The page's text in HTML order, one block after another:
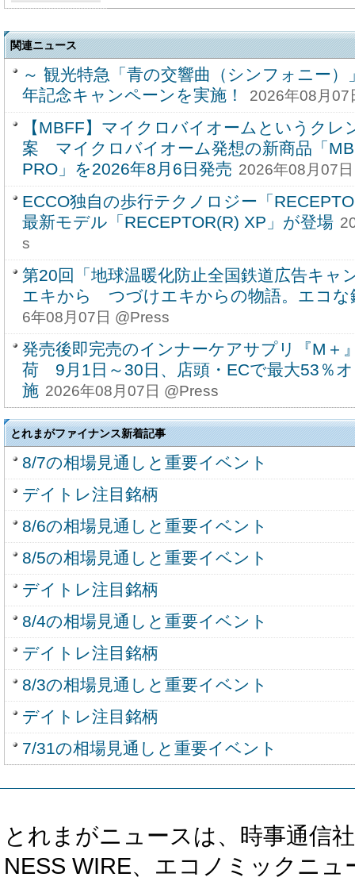
関連ニュース
～ 観光特急「青の交響曲（シンフォニー）
年記念キャンペーンを実施！
2026年08月07
【MBFF】マイクロバイオームというクレ
案 マイクロバイオーム発想の新商品「
PRO」を2026年8月6日発売 2026年08月07
ECCO独自の歩行テクノロジー「
最新モデル「RECEPTOR(R) XP」が登場
s
第20回「地球温暖化防止全国鉄道広告キャ
エキから つづけエキからの物語。エコな
6年08月07日 @Press
発売後即完売のインナーケアサプリ『M＋
荷 9月1日～30日、店頭・ECで最大53％
施 2026年08月07日 @Press
とれまがファイナンス新着記事
8/7の相場見通しと重要イベント
デイトレ注目銘柄
8/6の相場見通しと重要イベント
8/5の相場見通しと重要イベント
デイトレ注目銘柄
8/4の相場見通しと重要イベント
デイトレ注目銘柄
8/3の相場見通しと重要イベント
デイトレ注目銘柄
7/31の相場見通しと重要イベント
とれまがニュースは、時事通信
NESS WIRE、エコノミックニ